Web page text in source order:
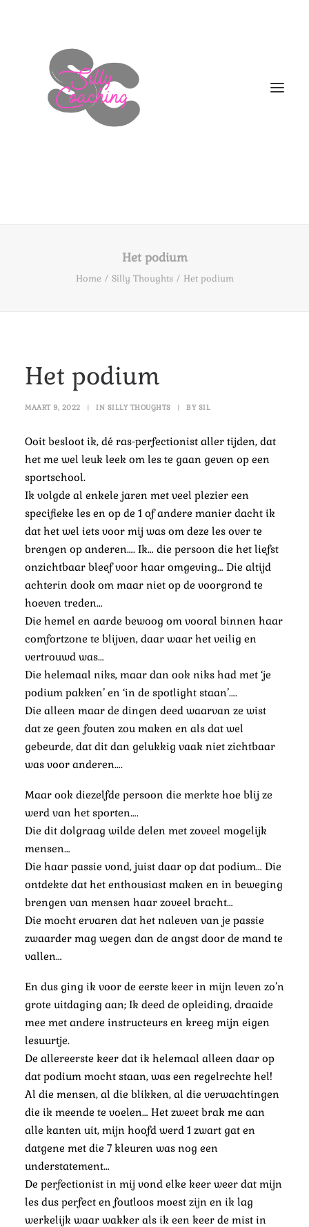
HOE NU VERDER
Het podium
Home Silly Thoughts Het podium
Het podium
MAART 9, 2022 | IN SILLY THOUGHTS | BY SIL
Ooit besloot ik, dé ras-perfectionist aller tijden, dat
het me wel leuk leek om les te gaan geven op een
sportschool.
Ik volgde al enkele jaren met veel plezier een
specifieke les en op de 1 of andere manier dacht ik
dat het wel iets voor mij was om deze les over te
brengen op anderen…. Ik… die persoon die het liefst
onzichtbaar bleef voor haar omgeving… Die altijd
achterin dook om maar niet op de voorgrond te
hoeven treden…
Die hemel en aarde bewoog om vooral binnen haar
comfortzone te blijven, daar waar het veilig en
vertrouwd was…
Die helemaal niks, maar dan ook niks had met ‘je
podium pakken’ en ‘in de spotlight staan’….
Die alleen maar de dingen deed waarvan ze wist
dat ze geen fouten zou maken en als dat wel
gebeurde, dat dit dan gelukkig vaak niet zichtbaar
was voor anderen….
Maar ook diezelfde persoon die merkte hoe blij ze
werd van het sporten….
Die dit dolgraag wilde delen met zoveel mogelijk
mensen…
Die haar passie vond, juist daar op dat podium… Die
ontdekte dat het enthousiast maken en in beweging
brengen van mensen haar zoveel bracht…
Die mocht ervaren dat het naleven van je passie
zwaarder mag wegen dan de angst door de mand te
vallen…
En dus ging ik voor de eerste keer in mijn leven zo’n
grote uitdaging aan; Ik deed de opleiding, draaide
mee met andere instructeurs en kreeg mijn eigen
lesuurtje.
De allereerste keer dat ik helemaal alleen daar op
dat podium mocht staan, was een regelrechte hel!
Al die mensen, al die blikken, al die verwachtingen
die ik meende te voelen… Het zweet brak me aan
alle kanten uit, mijn hoofd werd 1 zwart gat en
datgene met die 7 kleuren was nog een
understatement…
De perfectionist in mij vond elke keer weer dat mijn
les dus perfect en foutloos moest zijn en ik lag
werkelijk waar wakker als ik een keer de mist in